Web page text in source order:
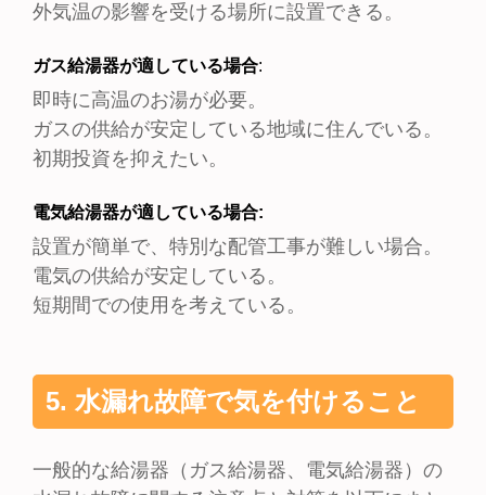
外気温の影響を受ける場所に設置できる。
ガス給湯器が適している場合:
即時に高温のお湯が必要。
ガスの供給が安定している地域に住んでいる。
初期投資を抑えたい。
電気給湯器が適している場合:
設置が簡単で、特別な配管工事が難しい場合。
電気の供給が安定している。
短期間での使用を考えている。
5. 水漏れ故障で気を付けること
一般的な給湯器（ガス給湯器、電気給湯器）の